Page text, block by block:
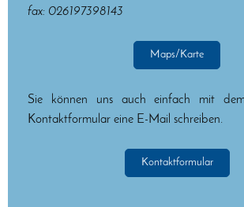
fax: 026197398143
Maps/Karte
Sie können uns auch einfach mit
Kontaktformular eine E-Mail schreiben.
Kontaktformular